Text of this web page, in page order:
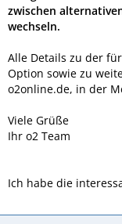
zwischen
wechseln.
Alle Details zu der
Option sowie zu
o2online.de, in der
Viele Grüße
Ihr o2 Team
Ich habe die